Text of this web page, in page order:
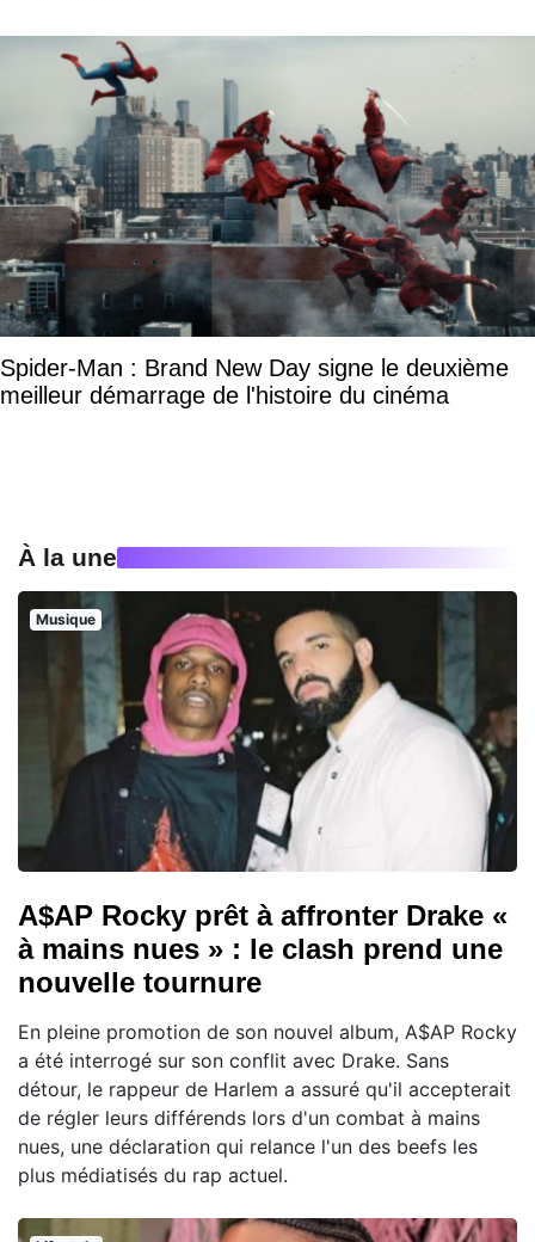
Spider-Man : Brand New Day signe le deuxième
meilleur démarrage de l'histoire du cinéma
À la une
Musique
A$AP Rocky prêt à affronter Drake «
à mains nues » : le clash prend une
nouvelle tournure
En pleine promotion de son nouvel album, A$AP Rocky
a été interrogé sur son conflit avec Drake. Sans
détour, le rappeur de Harlem a assuré qu'il accepterait
de régler leurs différends lors d'un combat à mains
nues, une déclaration qui relance l'un des beefs les
plus médiatisés du rap actuel.